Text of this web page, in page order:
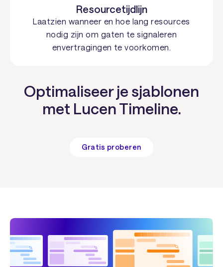
Resourcetijdlijn
Laatzien wanneer en hoe lang resources
nodig zijn om gaten te signaleren
envertragingen te voorkomen.
Optimaliseer je sjablonen
met Lucen Timeline.
Gratis proberen